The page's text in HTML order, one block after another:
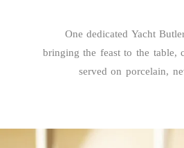
One dedicated Yacht
bringing the feast to the table,
served on porcelain,